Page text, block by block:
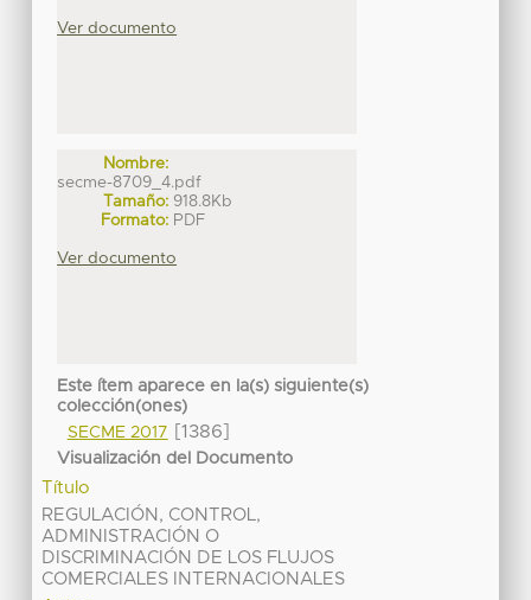
Ver documento
Nombre:
secme-8709_4.pdf
Tamaño: 918.8Kb
Formato: PDF
Ver documento
Este ítem aparece en la(s) siguiente(s)
colección(ones)
SECME 2017
[1386]
Visualización del Documento
Título
REGULACIÓN, CONTROL,
ADMINISTRACIÓN O
DISCRIMINACIÓN DE LOS FLUJOS
COMERCIALES INTERNACIONALES